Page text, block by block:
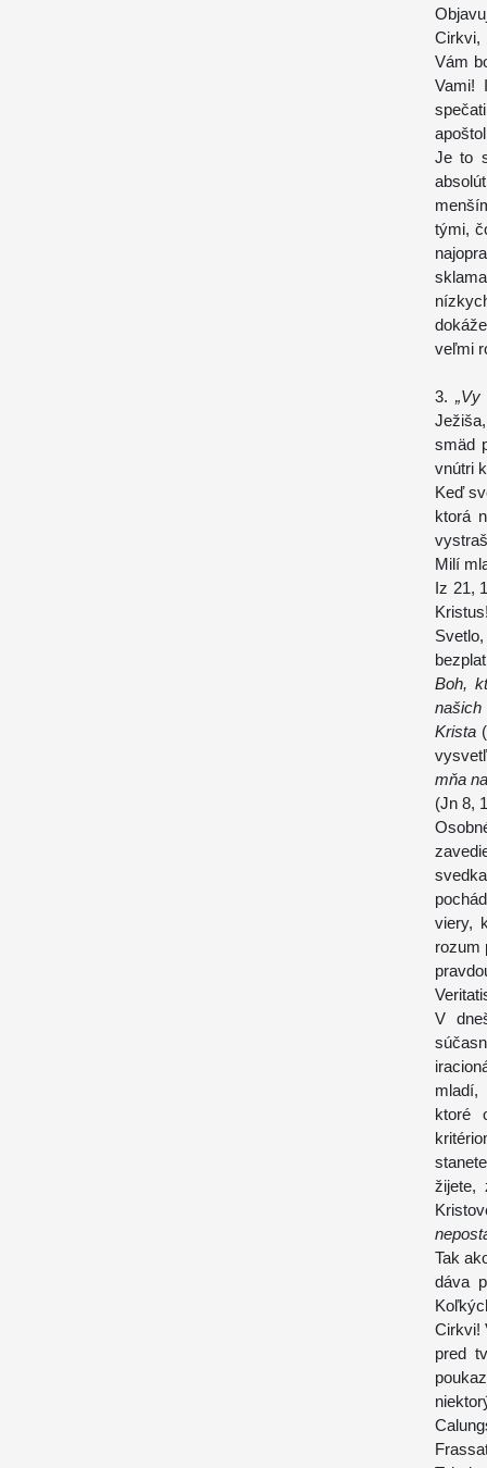
Cirkvi,
Vám
Vami!
Je to
tými,
veľmi
3.
smäd
vnútri
Keď
ktorá
Milí
Iz 21,
Boh,
našich
Krista
mňa
(Jn 8,
viery,
rozum
V
mladí,
ktoré
žijete,
Tak
dáva
Cirkvi!
pred